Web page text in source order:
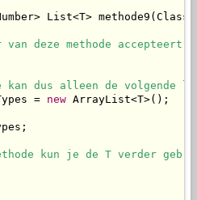
List<T>
van deze methode accepteert
kan dus alleen de volgende
=
new ArrayList<T>();
kun je de T verder